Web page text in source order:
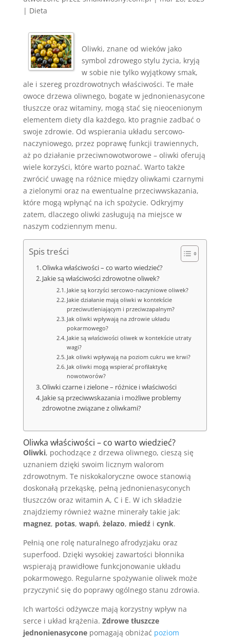
| Dieta
Oliwki, znane od wieków jako
symbol zdrowego stylu życia, kryją
w sobie nie tylko wyjątkowy smak,
ale i szereg prozdrowotnych właściwości. Te małe
owoce drzewa oliwnego, bogate w jednonienasycone
tłuszcze oraz witaminy, mogą stać się nieocenionym
elementem diety dla każdego, kto pragnie zadbać o
swoje zdrowie. Od wspierania układu sercowo-
naczyniowego, przez poprawę funkcji trawiennych,
aż po działanie przeciwnowotworowe – oliwki oferują
wiele korzyści, które warto poznać. Warto także
zwrócić uwagę na różnice między oliwkami czarnymi
a zielonymi oraz na ewentualne przeciwwskazania,
które mogą wpłynąć na ich spożycie. Odkryjmy
zatem, dlaczego oliwki zasługują na miejsce w
naszym codziennym menu.
Spis treści
Oliwka właściwości – co warto wiedzieć?
Jakie są właściwości zdrowotne oliwek?
Jakie są korzyści sercowo-naczyniowe oliwek?
Jakie działanie mają oliwki w kontekście
przeciwutleniającym i przeciwzapalnym?
Jak oliwki wpływają na zdrowie układu
pokarmowego?
Jakie są właściwości oliwek w kontekście utraty
wagi?
Jak oliwki wpływają na poziom cukru we krwi?
Jak oliwki mogą wspierać profilaktykę
nowotworów?
Oliwki czarne i zielone – różnice i właściwości
Jakie są przeciwwskazania i możliwe problemy
zdrowotne związane z oliwkami?
Oliwka właściwości – co warto wiedzieć?
Oliwki, pochodzące z drzewa oliwnego, cieszą się
uznaniem dzięki swoim licznym walorom
zdrowotnym. Te niskokaloryczne owoce stanowią
doskonałą przekąskę, pełną jednonienasyconych
tłuszczów oraz witamin A, C i E. W ich składzie
znajdziemy również ważne minerały takie jak:
magnez, potas, wapń, żelazo, miedźi cynk.
Pełnią one rolę naturalnego afrodyzjaku oraz
superfood. Dzięki wysokiej zawartości błonnika
wspierają prawidłowe funkcjonowanie układu
pokarmowego. Regularne spożywanie oliwek może
przyczynić się do poprawy ogólnego stanu zdrowia.
Ich wartości odżywcze mają korzystny wpływ na
serce i układ krążenia. Zdrowe tłuszcze
jednonienasyconepomagają obniżać poziom